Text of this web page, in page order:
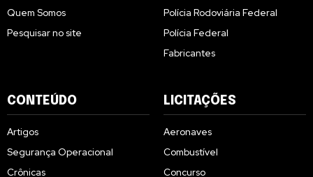
Quem Somos
Pesquisar no site
Polícia Rodoviária Federal
Polícia Federal
Fabricantes
CONTEÚDO
Artigos
Segurança Operacional
Crônicas
LICITAÇÕES
Aeronaves
Combustível
Concurso